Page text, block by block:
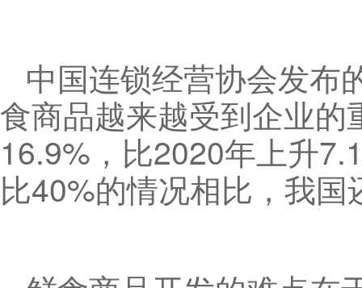
中国连锁经营协会发布
食商品越来越受到企业
16.9%，比2020年上升
比40%的情况相比，我